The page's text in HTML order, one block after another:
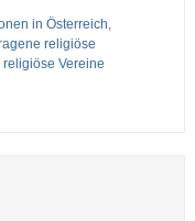
in Österreich,
religiöse
religiöse Vereine